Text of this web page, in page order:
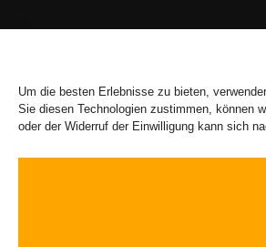
Um die besten Erlebnisse zu bieten,
Sie diesen Technologien zustimmen, können
oder der Widerruf der Einwilligung kann sich